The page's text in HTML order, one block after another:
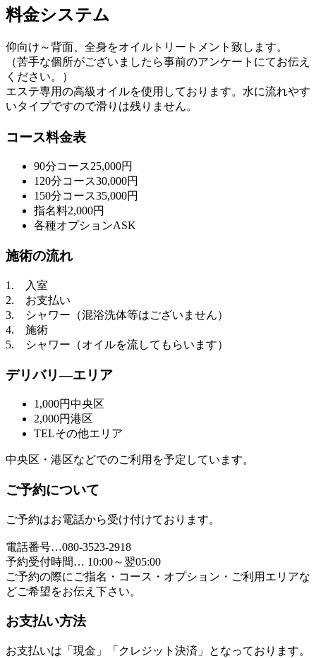
料金システム
仰向け～背面、全身をオイルトリートメント致します。
（苦手な個所がございましたら事前のアンケートにてお伝え
ください。）
エステ専用の高級オイルを使用しております。水に流れやす
いタイプですので滑りは残りません。
コース料金表
90分コース25,000円
120分コース30,000円
150分コース35,000円
指名料2,000円
各種オプションASK
施術の流れ
1. 入室
2. お支払い
3. シャワー（混浴洗体等はございません）
4. 施術
5. シャワー（オイルを流してもらいます）
デリバリ―エリア
1,000円中央区
2,000円港区
TELその他エリア
中央区・港区などでのご利用を予定しています。
ご予約について
ご予約はお電話から受け付けております。
電話番号…080-3523-2918
予約受付時間… 10:00～翌05:00
ご予約の際にご指名・コース・オプション・ご利用エリアな
どご希望をお伝え下さい。
お支払い方法
お支払いは「現金」「クレジット決済」となっております。